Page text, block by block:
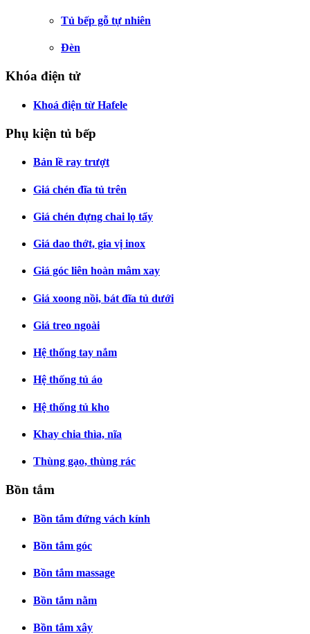
Tủ bếp gỗ tự nhiên
Đèn
Khóa điện tử
Khoá điện từ Hafele
Phụ kiện tủ bếp
Bản lề ray trượt
Giá chén đĩa tủ trên
Giá chén đựng chai lọ tẩy
Giá dao thớt, gia vị inox
Giá góc liên hoàn mâm xay
Giá xoong nồi, bát đĩa tủ dưới
Giá treo ngoài
Hệ thống tay nắm
Hệ thống tủ áo
Hệ thống tủ kho
Khay chia thìa, nĩa
Thùng gạo, thùng rác
Bồn tắm
Bồn tắm đứng vách kính
Bồn tắm góc
Bồn tắm massage
Bồn tắm nằm
Bồn tắm xây